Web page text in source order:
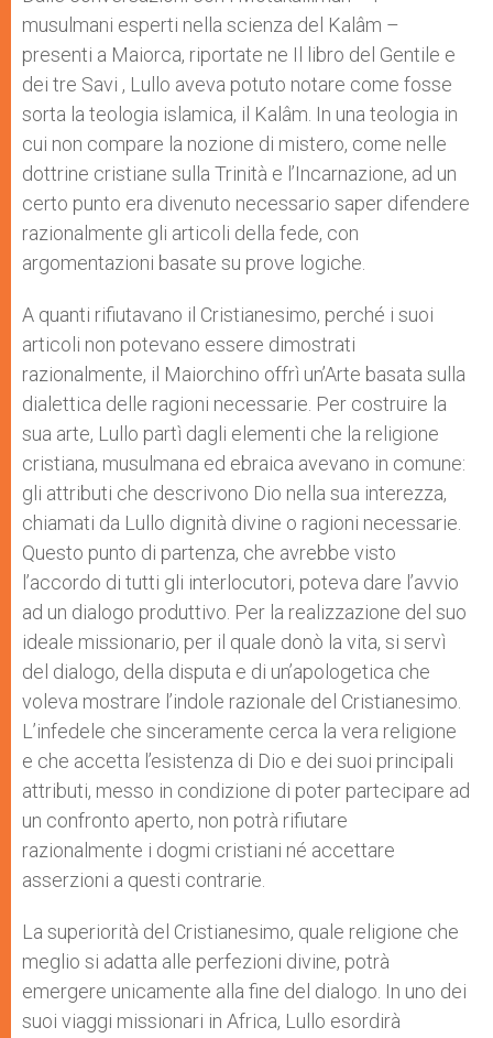
musulmani esperti nella scienza del Kalâm –
presenti a Maiorca, riportate ne Il libro del Gentile e
dei tre Savi , Lullo aveva potuto notare come fosse
sorta la teologia islamica, il Kalâm. In una teologia in
cui non compare la nozione di mistero, come nelle
dottrine cristiane sulla Trinità e l’Incarnazione, ad un
certo punto era divenuto necessario saper difendere
razionalmente gli articoli della fede, con
argomentazioni basate su prove logiche.
A quanti rifiutavano il Cristianesimo, perché i suoi
articoli non potevano essere dimostrati
razionalmente, il Maiorchino offrì un’Arte basata sulla
dialettica delle ragioni necessarie. Per costruire la
sua arte, Lullo partì dagli elementi che la religione
cristiana, musulmana ed ebraica avevano in comune:
gli attributi che descrivono Dio nella sua interezza,
chiamati da Lullo dignità divine o ragioni necessarie.
Questo punto di partenza, che avrebbe visto
l’accordo di tutti gli interlocutori, poteva dare l’avvio
ad un dialogo produttivo. Per la realizzazione del suo
ideale missionario, per il quale donò la vita, si servì
del dialogo, della disputa e di un’apologetica che
voleva mostrare l’indole razionale del Cristianesimo.
L’infedele che sinceramente cerca la vera religione
e che accetta l’esistenza di Dio e dei suoi principali
attributi, messo in condizione di poter partecipare ad
un confronto aperto, non potrà rifiutare
razionalmente i dogmi cristiani né accettare
asserzioni a questi contrarie.
La superiorità del Cristianesimo, quale religione che
meglio si adatta alle perfezioni divine, potrà
emergere unicamente alla fine del dialogo. In uno dei
suoi viaggi missionari in Africa, Lullo esordirà